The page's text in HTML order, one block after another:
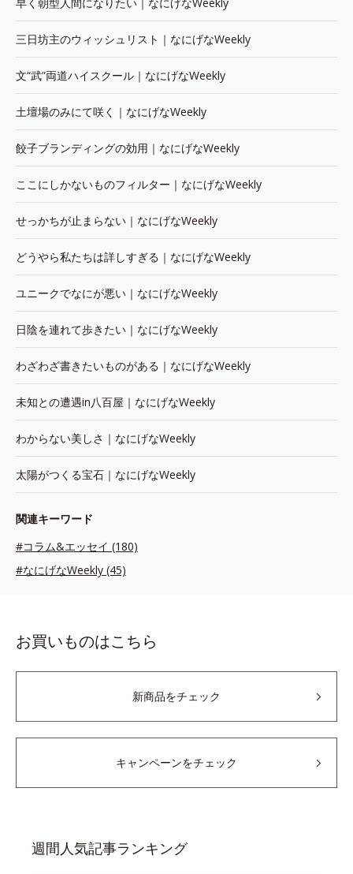
三日坊主のウィッシュリスト｜なにげなWeekly
文“武”両道ハイスクール｜なにげなWeekly
土壇場のみにて咲く｜なにげなWeekly
餃子ブランディングの効用｜なにげなWeekly
ここにしかないものフィルター｜なにげなWeekly
せっかちが止まらない｜なにげなWeekly
どうやら私たちは詳しすぎる｜なにげなWeekly
ユニークでなにが悪い｜なにげなWeekly
日陰を連れて歩きたい｜なにげなWeekly
わざわざ書きたいものがある｜なにげなWeekly
未知との遭遇in八百屋｜なにげなWeekly
わからない美しさ｜なにげなWeekly
太陽がつくる宝石｜なにげなWeekly
関連キーワード
#コラム&エッセイ (180)
#なにげなWeekly (45)
お買いものはこちら
新商品をチェック
キャンペーンをチェック
週間人気記事ランキング